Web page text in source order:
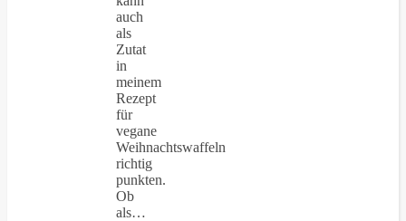
auch
als
Zutat
in
meinem
Rezept
für
vegane
Weihnachtswaffeln
richtig
punkten.
Ob
als…